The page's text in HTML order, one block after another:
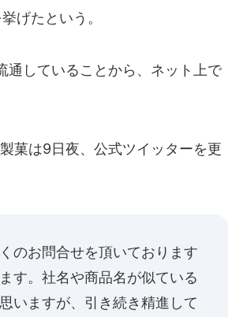
げたという。
していることから、ネット上で
菓は9日夜、公式ツイッターを更
のお問合せを頂いております
す。社名や商品名が似ている
いますが、引き続き精進して